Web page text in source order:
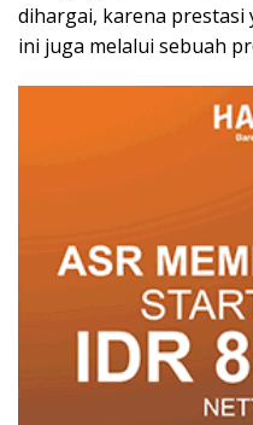
dihargai, karena
ini juga melalui sebuah